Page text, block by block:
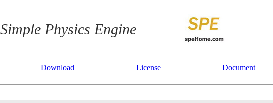
Simple Physics Engine
Download License Document